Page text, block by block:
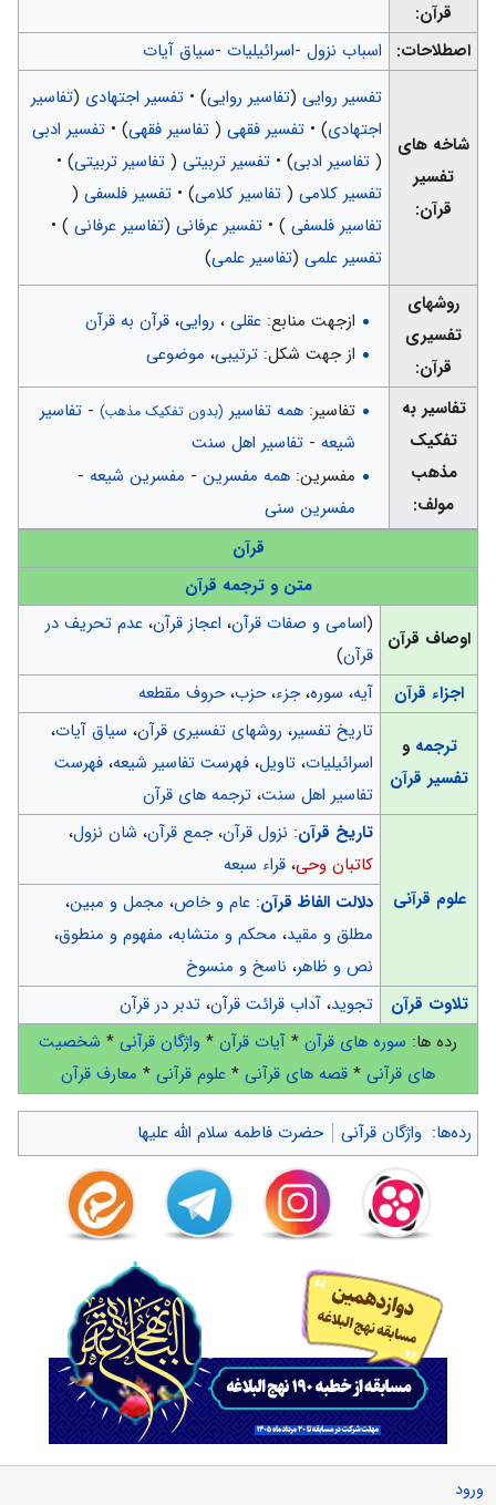
قرآن:
اصطلاحات:
اسباب نزول-اسرائیلیات-سیاق آیات
شاخه های
تفسیر
قرآن:
تفسیر روایی(تفاسیر روایی) • تفسیر اجتهادی (تفاسیر
اجتهادی) • تفسیر فقهی(تفاسیر فقهی) • تفسیر ادبی
(تفاسیر ادبی) • تفسیر تربیتی(تفاسیر تربیتی) •
تفسیر كلامی(تفاسیر كلامی) • تفسیر فلسفی(
تفاسیر فلسفی ) • تفسیر عرفانی(تفاسیر عرفانی ) •
تفسیر علمی(تفاسیر علمی)
روشهای
تفسیری
قرآن:
ازجهت منابع: عقلی، روایی، قرآن به قرآن
از جهت شکل: ترتیبی، موضوعی
تفاسیر به
تفکیک
مذهب
مولف:
تفاسیر: همه تفاسیر (بدون تفکیک مذهب)- تفاسیر
شیعه- تفاسیر اهل سنت
مفسرین: همه مفسرین- مفسرین شیعه-
مفسرین سنی
قرآن
متن و ترجمه قرآن
اوصاف قرآن
(اسامی و صفات قرآن، اعجاز قرآن، عدم تحریف در
قرآن)
اجزاء قرآن
آیه، سوره،جزء،حزب،حروف مقطعه
ترجمه و
تفسیر قرآن
تاریخ تفسیر، روشهای تفسیری قرآن، سیاق آیات،
اسرائیلیات، تاویل، فهرست تفاسیر شیعه، فهرست
تفاسیر اهل سنت، ترجمه های قرآن
علوم قرآنی
تاریخ قرآن: نزول قرآن،جمع قرآن، شان نزول،
کاتبان وحی، قراء سبعه
دلالت الفاظ قرآن: عام و خاص، مجمل و مبین،
مطلق و مقید، محکم و متشابه، مفهوم و منطوق،
نص و ظاهر، ناسخ و منسوخ
تلاوت قرآن
تجوید، آداب قرائت قرآن، تدبر در قرآن
رده ها: سوره های قرآن * آیات قرآن * واژگان قرآنی * شخصیت
های قرآنی * قصه های قرآنی * علوم قرآنی * معارف قرآن
رده‌ها: واژگان قرآنی حضرت فاطمه سلام الله علیها
ورود